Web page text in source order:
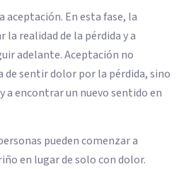
aceptación. En esta fase, la
la realidad de la pérdida y a
adelante. Aceptación no
de sentir dolor por la pérdida, sino
a encontrar un nuevo sentido en
pueden comenzar a
en lugar de solo con dolor.